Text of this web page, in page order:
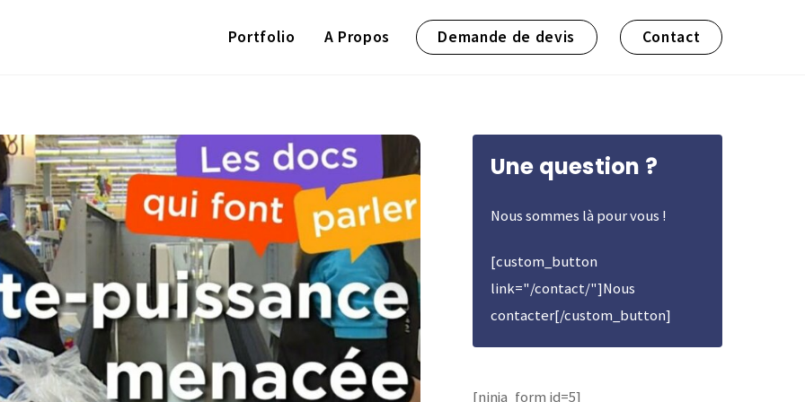
Portfolio A Propos Demande de devis Contact
Une question ?
Nous sommes là pour vous !
[custom_button
link="/contact/"]Nous
contacter[/custom_button]
[ninja_form id=5]